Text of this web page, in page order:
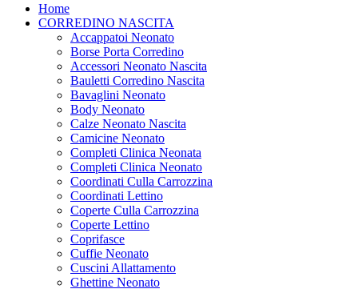
Home
CORREDINO NASCITA
Accappatoi Neonato
Borse Porta Corredino
Accessori Neonato Nascita
Bauletti Corredino Nascita
Bavaglini Neonato
Body Neonato
Calze Neonato Nascita
Camicine Neonato
Completi Clinica Neonata
Completi Clinica Neonato
Coordinati Culla Carrozzina
Coordinati Lettino
Coperte Culla Carrozzina
Coperte Lettino
Coprifasce
Cuffie Neonato
Cuscini Allattamento
Ghettine Neonato